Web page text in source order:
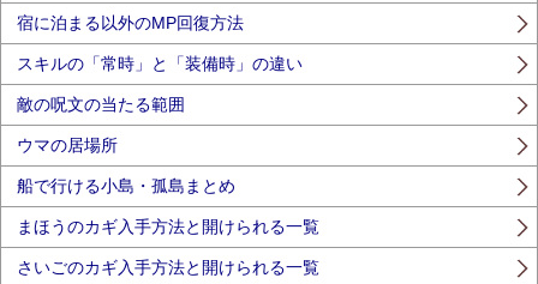
宿に泊まる以外のMP回復方法
スキルの「常時」と「装備時」の違い
敵の呪文の当たる範囲
ウマの居場所
船で行ける小島・孤島まとめ
まほうのカギ入手方法と開けられる一覧
さいごのカギ入手方法と開けられる一覧